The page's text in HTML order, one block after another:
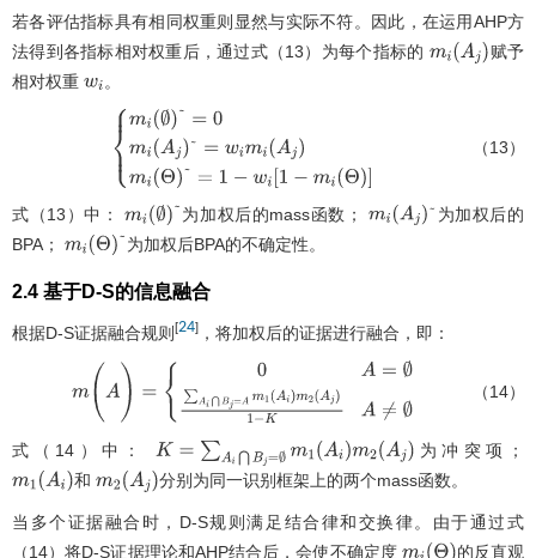
若各评估指标具有相同权重则显然与实际不符。因此，在运用AHP方
法得到各指标相对权重后，通过式（13）为每个指标的 mi(Aj)
赋予
相对权重 wi 。
m i(∅)~=0m (A )~=wimi(Aj)
w i[1-mi(Θ)]
（13）
式（13）中： mi(∅)~ 为加权后的mass函数； mi(Aj)~
为加权后的
BPA；
mi(Θ)~ 为加权后BPA的不确定性。
2.4 基于D-S的信息融合
根据D-S证据融合规则[24] ，将加权后的证据进行融合，即：
m(A )=0A =∅ ∑ Ai⋂Bj=Am 1(Ai)m2(Aj)1 A ∅ （14）
式（14）中： K= ∑A i⋂Bj=∅m1(Ai)m2(Aj)
为冲突项；
m1(Ai) 和 m2(Aj) 分别为同一识别框架上的两个mass函数。
当多个证据融合时，D-S规则满足结合律和交换律。由于通过式
（14）将D-S证据理论和AHP结合后，会使不确定度
的反直观